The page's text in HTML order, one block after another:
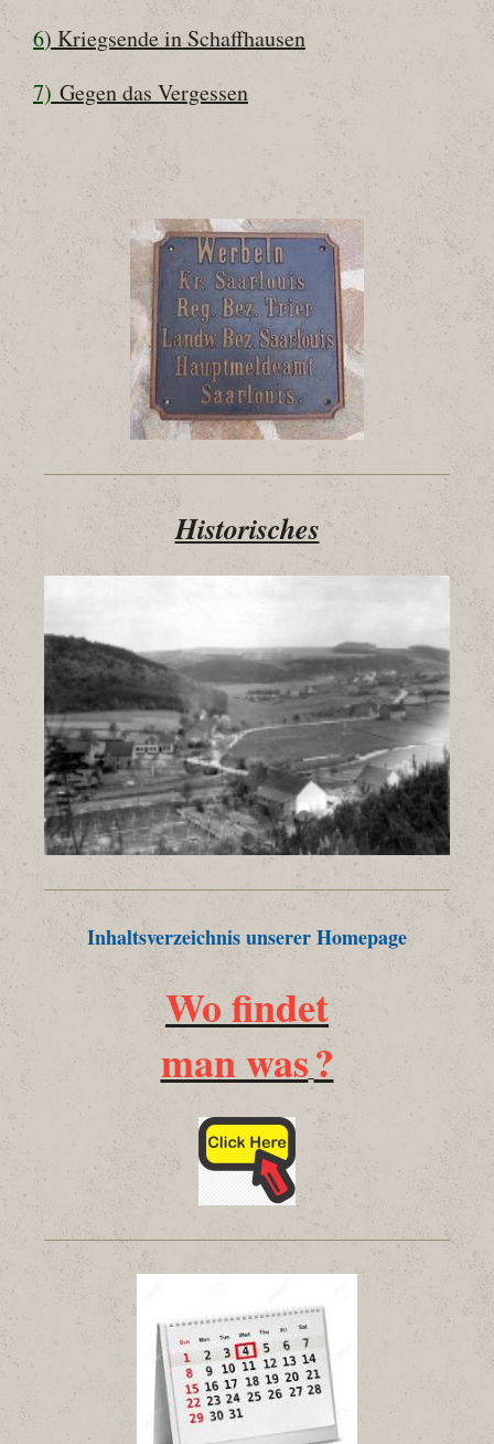
6) Kriegsende in Schaffhausen
7) Gegen das Vergessen
Historisches
Inhaltsverzeichnis unserer Homepage
Wo findet
man was?